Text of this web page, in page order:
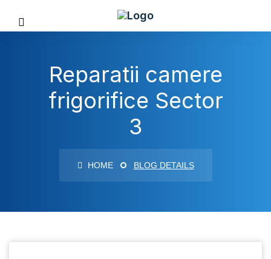
Reparatii camere
frigorifice Sector
3
HOME BLOG DETAILS